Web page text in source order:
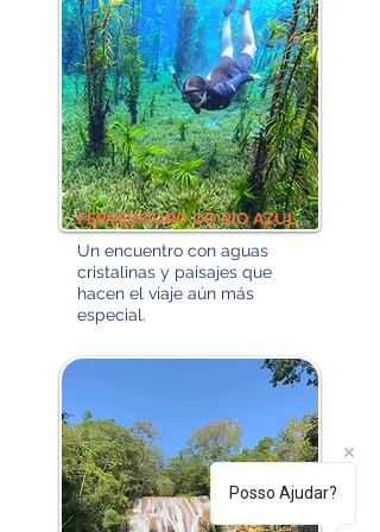
FERVEDOURO DO RIO AZUL
Un encuentro con aguas
cristalinas y paisajes que
hacen el viaje aún más
especial.
Posso Ajudar?